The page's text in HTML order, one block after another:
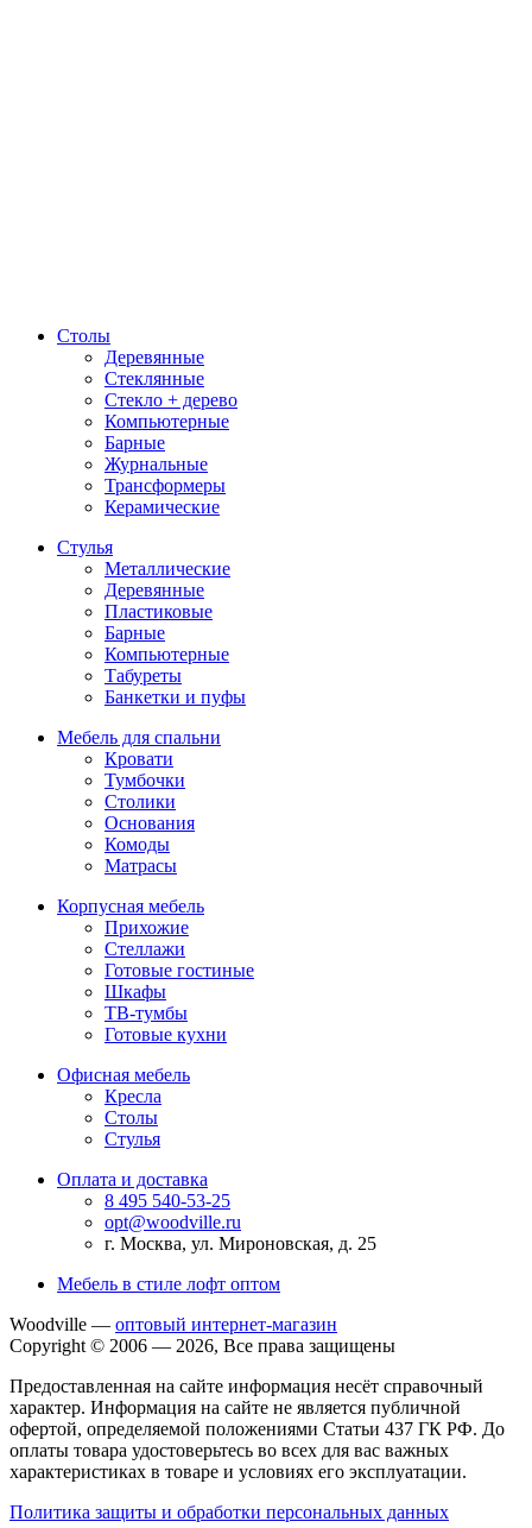
Столы
Деревянные
Стеклянные
Стекло + дерево
Компьютерные
Барные
Журнальные
Трансформеры
Керамические
Стулья
Металлические
Деревянные
Пластиковые
Барные
Компьютерные
Табуреты
Банкетки и пуфы
Мебель для спальни
Кровати
Тумбочки
Столики
Основания
Комоды
Матрасы
Корпусная мебель
Прихожие
Стеллажи
Готовые гостиные
Шкафы
ТВ-тумбы
Готовые кухни
Офисная мебель
Кресла
Столы
Стулья
Оплата и доставка
8 495 540-53-25
opt@woodville.ru
г. Москва, ул. Мироновская, д. 25
Мебель в стиле лофт оптом
Woodville — оптовый интернет-магазин
Copyright © 2006 — 2026, Все права защищены
Предоставленная на сайте информация несёт справочный
характер. Информация на сайте не является публичной
офертой, определяемой положениями Статьи 437 ГК РФ. До
оплаты товара удостоверьтесь во всех для вас важных
характеристиках в товаре и условиях его эксплуатации.
Политика защиты и обработки персональных данных